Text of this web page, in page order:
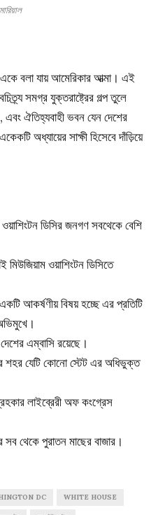
বলা যায় আমেরিকার আত্মা। এই
সমগ্র যুক্তরাষ্ট্রের গল্প তুলে
ঐতিহ্যবাহী ভবন যেন দেশের
অধ্যায়ের সাক্ষী হিসেবে দাঁড়িয়ে
ডিসির জনগণ সবথেকে বেশি
মিউজিয়াম ওয়াশিংটন ডিসিতে
আকর্ষণীয় বিষয় হচ্ছে এর প্রতিটি
এম্বাসি রয়েছে।
শহর যেটি কোনো স্টেট এর অধিভুক্ত
লাইব্রেরী অফ কংগ্রেস
সব থেকে পুরাতন মাছের বাজার।
DC WHITE HOUSE